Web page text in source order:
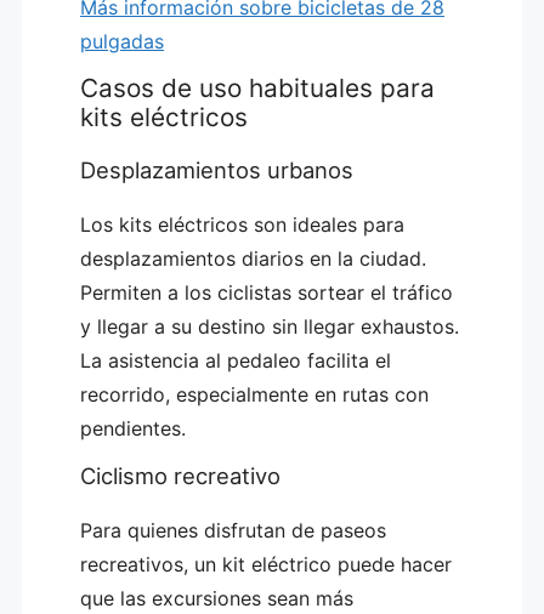
Más información sobre bicicletas de 28
pulgadas
Casos de uso habituales para
kits eléctricos
Desplazamientos urbanos
Los kits eléctricos son ideales para
desplazamientos diarios en la ciudad.
Permiten a los ciclistas sortear el tráfico
y llegar a su destino sin llegar exhaustos.
La asistencia al pedaleo facilita el
recorrido, especialmente en rutas con
pendientes.
Ciclismo recreativo
Para quienes disfrutan de paseos
recreativos, un kit eléctrico puede hacer
que las excursiones sean más